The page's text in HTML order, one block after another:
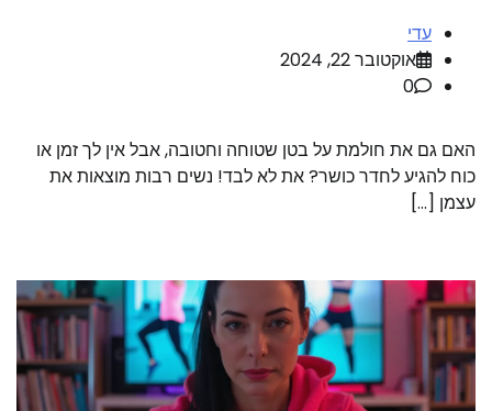
עדי
אוקטובר 22, 2024
0
האם גם את חולמת על בטן שטוחה וחטובה, אבל אין לך זמן או
כוח להגיע לחדר כושר? את לא לבד! נשים רבות מוצאות את
עצמן […]